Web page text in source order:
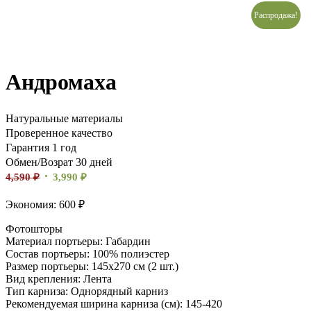
Распродажа!
Андромаха
Натуральные материалы
Проверенное качество
Гарантия 1 год
Обмен/Возрат 30 дней
4,590₽ 3,990 ₽
Экономия: 600 ₽
Фотошторы
Материал портьеры: Габардин
Состав портьеры: 100% полиэстер
Размер портьеры: 145х270 см (2 шт.)
Вид крепления: Лента
Тип карниза: Однорядный карниз
Рекомендуемая ширина карниза (см): 145-420